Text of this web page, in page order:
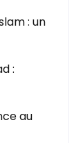
: un
:
au